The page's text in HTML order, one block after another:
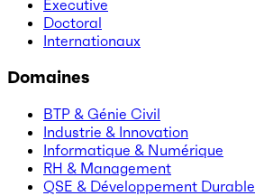
Executive
Doctoral
Internationaux
Domaines
BTP & Génie Civil
Industrie & Innovation
Informatique & Numérique
RH & Management
QSE & Développement Durable